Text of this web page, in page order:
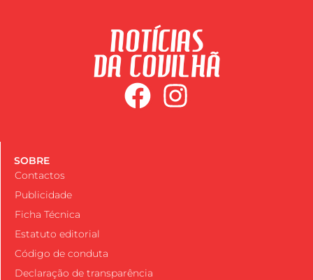
SOBRE
Contactos
Publicidade
Ficha Técnica
Estatuto editorial
Código de conduta
Declaração de transparência